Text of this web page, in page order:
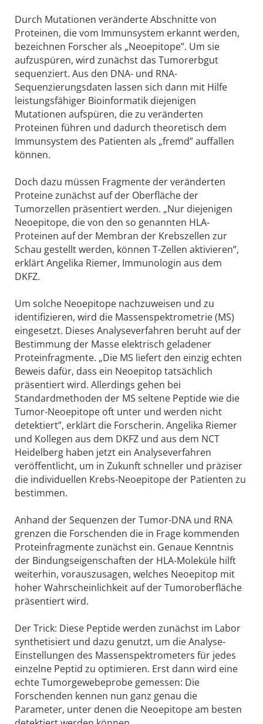
Durch Mutationen veränderte Abschnitte von
Proteinen, die vom Immunsystem erkannt werden,
bezeichnen Forscher als „Neoepitope”. Um sie
aufzuspüren, wird zunächst das Tumorerbgut
sequenziert. Aus den DNA- und RNA-
Sequenzierungsdaten lassen sich dann mit Hilfe
leistungsfähiger Bioinformatik diejenigen
Mutationen aufspüren, die zu veränderten
Proteinen führen und dadurch theoretisch dem
Immunsystem des Patienten als „fremd” auffallen
können.
Doch dazu müssen Fragmente der veränderten
Proteine zunächst auf der Oberfläche der
Tumorzellen präsentiert werden. „Nur diejenigen
Neoepitope, die von den so genannten HLA-
Proteinen auf der Membran der Krebszellen zur
Schau gestellt werden, können T-Zellen aktivieren”,
erklärt Angelika Riemer, Immunologin aus dem
DKFZ.
Um solche Neoepitope nachzuweisen und zu
identifizieren, wird die Massenspektrometrie (MS)
eingesetzt. Dieses Analyseverfahren beruht auf der
Bestimmung der Masse elektrisch geladener
Proteinfragmente. „Die MS liefert den einzig echten
Beweis dafür, dass ein Neoepitop tatsächlich
präsentiert wird. Allerdings gehen bei
Standardmethoden der MS seltene Peptide wie die
Tumor-Neoepitope oft unter und werden nicht
detektiert”, erklärt die Forscherin. Angelika Riemer
und Kollegen aus dem DKFZ und aus dem NCT
Heidelberg haben jetzt ein Analyseverfahren
veröffentlicht, um in Zukunft schneller und präziser
die individuellen Krebs-Neoepitope der Patienten zu
bestimmen.
Anhand der Sequenzen der Tumor-DNA und RNA
grenzen die Forschenden die in Frage kommenden
Proteinfragmente zunächst ein. Genaue Kenntnis
der Bindungseigenschaften der HLA-Moleküle hilft
weiterhin, vorauszusagen, welches Neoepitop mit
hoher Wahrscheinlichkeit auf der Tumoroberfläche
präsentiert wird.
Der Trick: Diese Peptide werden zunächst im Labor
synthetisiert und dazu genutzt, um die Analyse-
Einstellungen des Massenspektrometers für jedes
einzelne Peptid zu optimieren. Erst dann wird eine
echte Tumorgewebeprobe gemessen: Die
Forschenden kennen nun ganz genau die
Parameter, unter denen die Neoepitope am besten